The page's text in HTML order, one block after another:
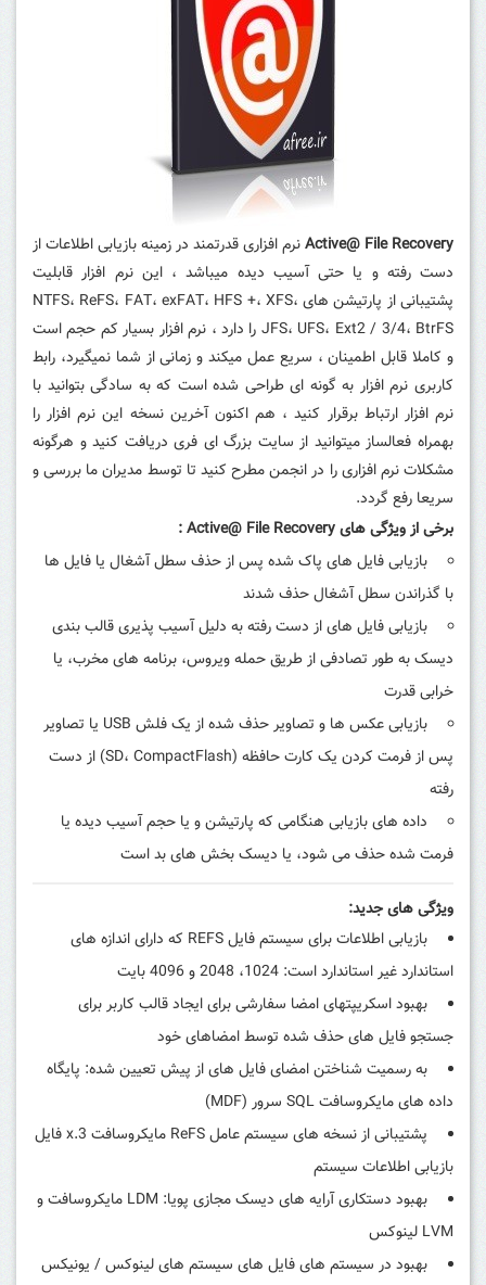
Active@ File Recoveryنرم افزاری قدرتمند در زمینه بازیابی اطلاعات از
دست رفته و یا حتی آسیب دیده میباشد ، این نرم افزار قابلیت
پشتیبانی از پارتیشن های NTFS، ReFS، FAT، exFAT، HFS +، XFS،
JFS، UFS، Ext2 / 3/4، BtrFS را دارد ، نرم افزار بسیار کم حجم است
و کاملا قابل اطمینان ، سریع عمل میکند و زمانی از شما نمیگیرد، رابط
کاربری نرم افزار به گونه ای طراحی شده است که به سادگی بتوانید با
نرم افزار ارتباط برقرار کنید ، هم اکنون آخرین نسخه این نرم افزار را
بهمراه فعالساز میتوانید از سایت بزرگ ای فری دریافت کنید و هرگونه
مشکلات نرم افزاری را در انجمن مطرح کنید تا توسط مدیران ما بررسی و
سریعا رفع گردد.
برخی از ویژگی های Active@ File Recovery :
بازیابی فایل های پاک شده پس از حذف سطل آشغال یا فایل ها
با گذراندن سطل آشغال حذف شدند
بازیابی فایل های از دست رفته به دلیل آسیب پذیری قالب بندی
دیسک به طور تصادفی از طریق حمله ویروس، برنامه های مخرب، یا
خرابی قدرت
بازیابی عکس ها و تصاویر حذف شده از یک فلش USB یا تصاویر
پس از فرمت کردن یک کارت حافظه (SD، CompactFlash) از دست
رفته
داده های بازیابی هنگامی که پارتیشن و یا حجم آسیب دیده یا
فرمت شده حذف می شود، یا دیسک بخش های بد است
ویژگی های جدید:
بازیابی اطلاعات برای سیستم فایل REFS که دارای اندازه های
استاندارد غیر استاندارد است: 1024، 2048 و 4096 بایت
بهبود اسکریپتهای امضا سفارشی برای ایجاد قالب کاربر برای
جستجو فایل های حذف شده توسط امضاهای خود
به رسمیت شناختن امضای فایل های از پیش تعیین شده: پایگاه
داده های مایکروسافت SQL سرور (MDF)
پشتیبانی از نسخه های سیستم عامل ReFS مایکروسافت 3.x فایل
بازیابی اطلاعات سیستم
بهبود دستکاری آرایه های دیسک مجازی پویا: LDM مایکروسافت و
LVM لینوکس
بهبود در سیستم های فایل های سیستم های لینوکس / یونیکس